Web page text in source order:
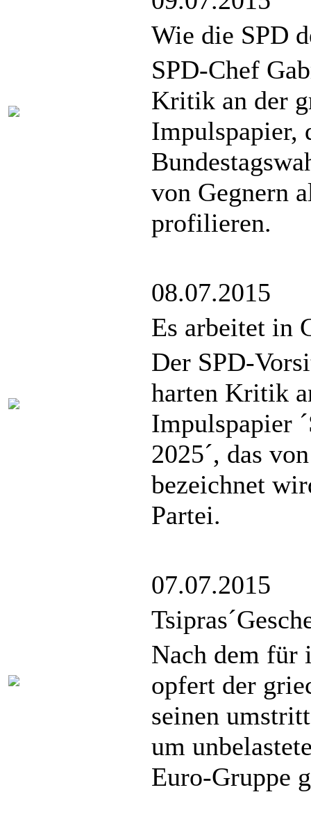
Wie die SPD
SPD-Chef
Kritik an der
Impulspapier,
von Gegnern
profilieren.
08.07.2015
Es arbeitet in
Der SPD-
harten Kritik
Impulspapier
2025´, das
bezeichnet
Partei.
07.07.2015
Nach dem für
opfert der
seinen
um
Euro-Gruppe